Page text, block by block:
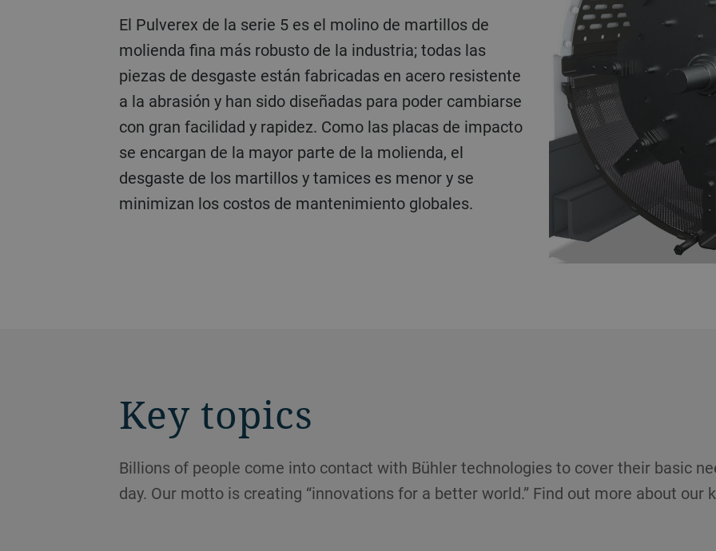
El Pulverex de la serie 5 es el molino de martillos de
molienda fina más robusto de la industria; todas las
piezas de desgaste están fabricadas en acero resistente
a la abrasión y han sido diseñadas para poder cambiarse
con gran facilidad y rapidez. Como las placas de impacto
se encargan de la mayor parte de la molienda, el
desgaste de los martillos y tamices es menor y se
minimizan los costos de mantenimiento globales.
Key topics
Billions of people come into contact with Bühler technologies to cover their basic
day. Our motto is creating “innovations for a better world.” Find out more about our